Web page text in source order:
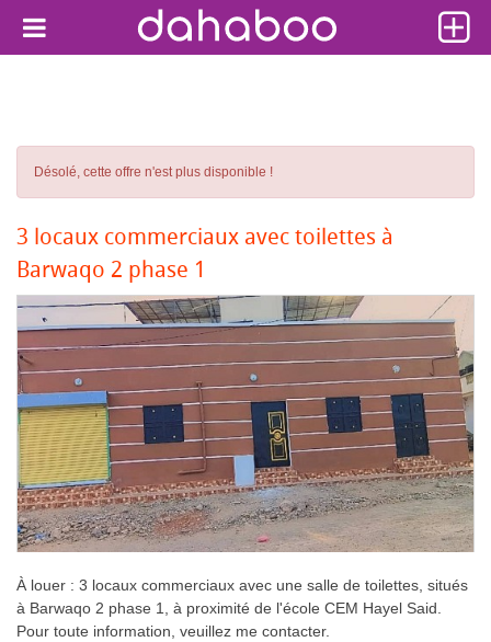
Désolé, cette offre n'est plus disponible !
3 locaux commerciaux avec toilettes à
Barwaqo 2 phase 1
À louer : 3 locaux commerciaux avec une salle de toilettes, situés
à Barwaqo 2 phase 1, à proximité de l'école CEM Hayel Said.
Pour toute information, veuillez me contacter.